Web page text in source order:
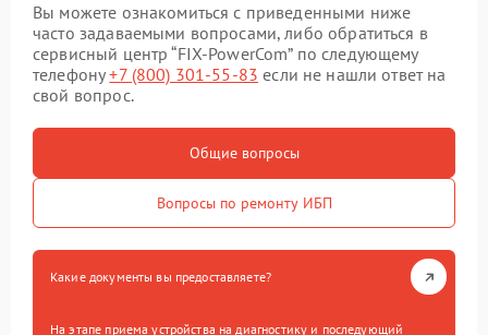
Вы можете ознакомиться с приведенными ниже
часто задаваемыми вопросами, либо обратиться в
сервисный центр “FIX-PowerCom” по следующему
телефону+7 (800) 301-55-83 если не нашли ответ на
свой вопрос.
Общие вопросы
Вопросы по ремонту ИБП
Какие документы вы предоставляете?
На этапе приема устройства на диагностику и последующий